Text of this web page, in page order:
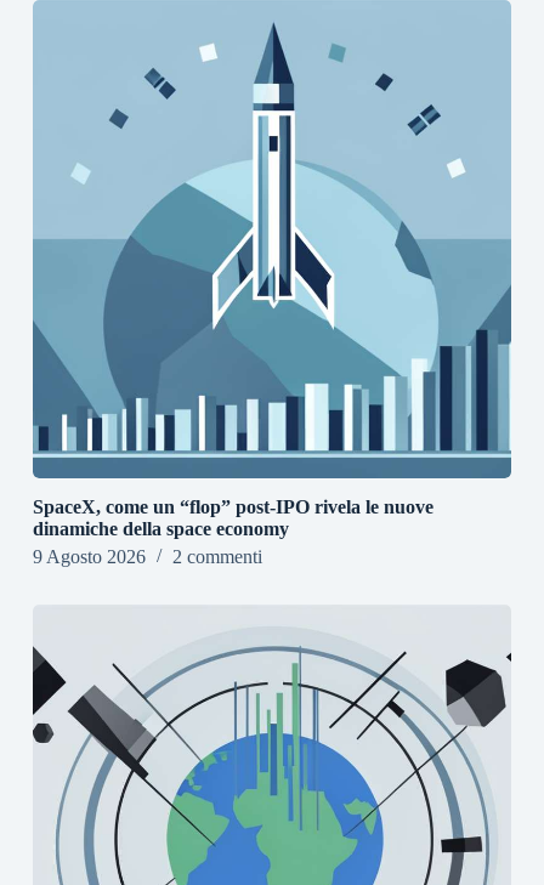
SpaceX, come un “flop” post-IPO rivela le nuove
dinamiche della space economy
9 Agosto 2026
2 commenti